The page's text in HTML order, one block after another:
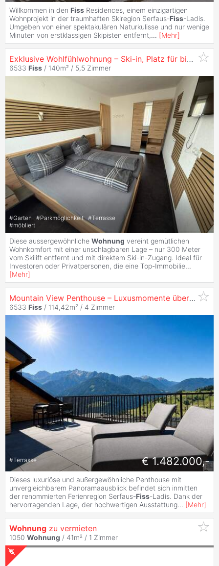
Willkommen in den Fiss Residences, einem einzigartigen
Wohnprojekt in der traumhaften Skiregion Serfaus-Fiss-Ladis.
Umgeben von einer spektakulären Naturkulisse und nur wenige
Minuten von erstklassigen Skipisten entfernt,... [Mehr]
Exklusive Wohlfühlwohnung – Ski-in, Platz für bis zu 10 Personen und 140 m² pure Renditechance in
6533 Fiss / 140m² / 5,5 Zimmer
#Garten #Parkmöglichkeit #Terrasse
#möbliert
Diese aussergewöhnliche Wohnung vereint gemütlichen
Wohnkomfort mit einer unschlagbaren Lage – nur 300 Meter
vom Skilift entfernt und mit direktem Ski-in-Zugang. Ideal für
Investoren oder Privatpersonen, die eine Top-Immobilie...
[Mehr]
Mountain View Penthouse – Luxusmomente über den Alpen
6533 Fiss / 114,42m² / 4 Zimmer
#Terrasse € 1.482.000,-
Dieses luxuriöse und außergewöhnliche Penthouse mit
unvergleichbarem Panoramaausblick befindet sich inmitten
der renommierten Ferienregion Serfaus-Fiss-Ladis. Dank der
hervorragenden Lage, der hochwertigen Ausstattung... [Mehr]
Wohnung zu vermieten
1050 Wohnung / 41m² / 1 Zimmer